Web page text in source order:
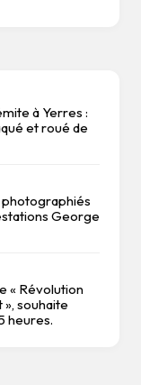
à Yerres :
et roué de
photographiés
George
« Révolution
souhaite
heures.